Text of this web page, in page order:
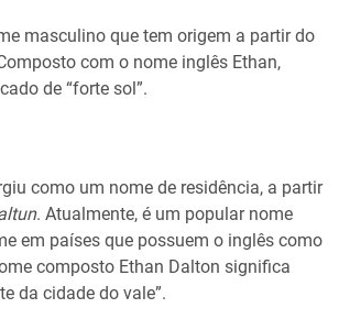
masculino que tem origem a partir do
com o nome inglês Ethan,
de “forte sol”.
como um nome de residência, a partir
. Atualmente, é um popular nome
em países que possuem o inglês como
composto Ethan Dalton significa
da cidade do vale”.